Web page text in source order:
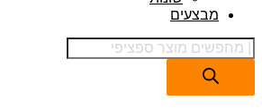
מבצעים